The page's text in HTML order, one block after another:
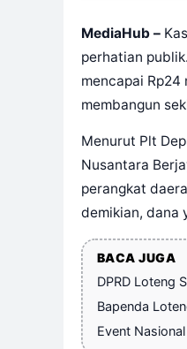
MediaHub –
perhatian
mencapai
membangun
Menurut Plt
Nusantara
perangkat
demikian, dana
BACA JUGA
DPRD Loteng
Bapenda
Event